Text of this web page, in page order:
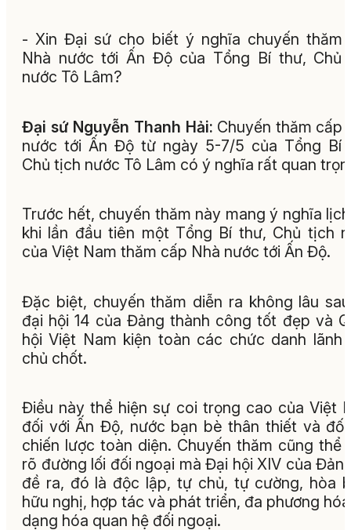
- Xin Đại sứ cho biết ý nghĩa chuyến thăm
Nhà nước tới Ấn Độ của Tổng Bí thư, Chủ
nước Tô Lâm?
Đại sứ Nguyễn Thanh Hải: Chuyến thăm cấp
nước tới Ấn Độ từ ngày 5-7/5 của Tổng Bí
Chủ tịch nước Tô Lâm có ý nghĩa rất quan
Trước hết, chuyến thăm này mang ý nghĩa
khi lần đầu tiên một Tổng Bí thư, Chủ tịch
của Việt Nam thăm cấp Nhà nước tới Ấn Độ.
Đặc biệt, chuyến thăm diễn ra không lâu
đại hội 14 của Đảng thành công tốt đẹp và
hội Việt Nam kiện toàn các chức danh lãnh
chủ chốt.
Điều này thể hiện sự coi trọng cao của Việt
đối với Ấn Độ, nước bạn bè thân thiết và
chiến lược toàn diện. Chuyến thăm cũng thể
rõ đường lối đối ngoại mà Đại hội XIV của
đề ra, đó là độc lập, tự chủ, tự cường, hòa
hữu nghị, hợp tác và phát triển, đa phương
dạng hóa quan hệ đối ngoại.